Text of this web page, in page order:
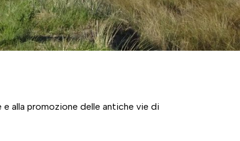
alla promozione delle antiche vie di